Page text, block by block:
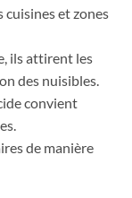
et zones
ils attirent les
des nuisibles.
convient
de manière